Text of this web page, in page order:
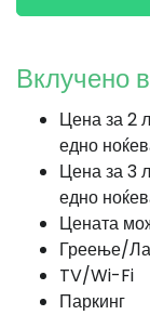
Вклучено
Цена за 2
едно
Цена за 3
едно
Цената
Греење/
TV/Wi-Fi
Паркинг